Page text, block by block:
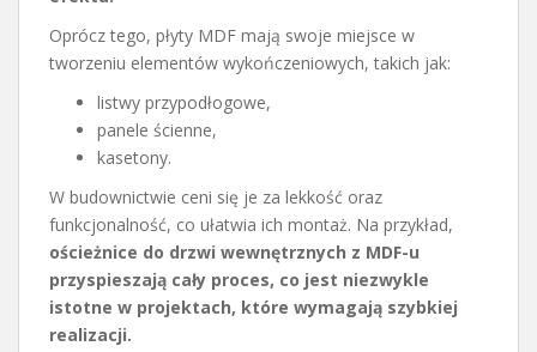
Oprócz tego, płyty MDF mają swoje miejsce w
tworzeniu elementów wykończeniowych, takich jak:
listwy przypodłogowe,
panele ścienne,
kasetony.
W budownictwie ceni się je za lekkość oraz
funkcjonalność, co ułatwia ich montaż. Na przykład,
ościeżnice do drzwi wewnętrznych z MDF-u
przyspieszają cały proces, co jest niezwykle
istotne w projektach, które wymagają szybkiej
realizacji.